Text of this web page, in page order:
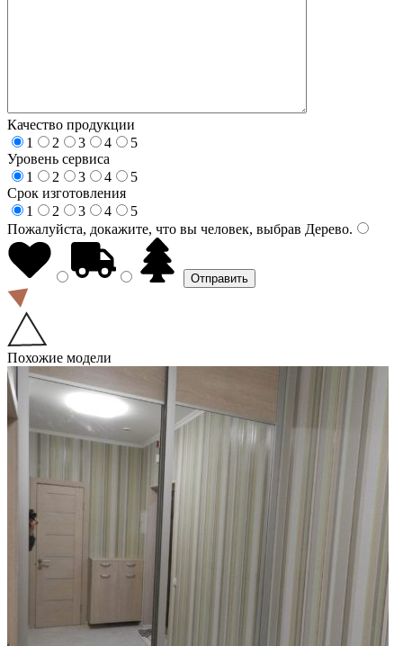
Качество продукции
1
2 3 4
5
Уровень сервиса
1
2 3 4
5
Срок изготовления
1
2 3 4
5
Пожалуйста, докажите, что вы человек, выбрав Дерево.
Похожие модели